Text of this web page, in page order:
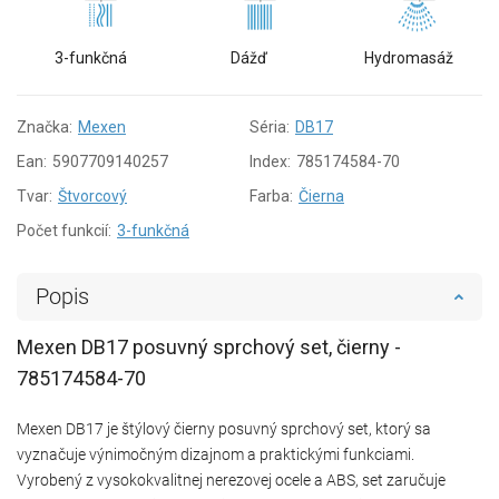
3-funkčná Dážď Hydromasáž
Značka: Mexen Séria: DB17
Ean: 5907709140257 Index: 785174584-70
Tvar: Štvorcový Farba: Čierna
Počet funkcií: 3-funkčná
Popis
Mexen DB17 posuvný sprchový set, čierny -
785174584-70
Mexen DB17 je štýlový čierny posuvný sprchový set, ktorý sa
vyznačuje výnimočným dizajnom a praktickými funkciami.
Vyrobený z vysokokvalitnej nerezovej ocele a ABS, set zaručuje